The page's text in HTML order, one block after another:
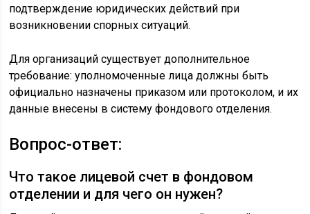
подтверждение юридических действий при
возникновении спорных ситуаций.
Для организаций существует дополнительное
требование: уполномоченные лица должны быть
официально назначены приказом или протоколом, и их
данные внесены в систему фондового отделения.
Вопрос-ответ:
Что такое лицевой счет в фондовом
отделении и для чего он нужен?